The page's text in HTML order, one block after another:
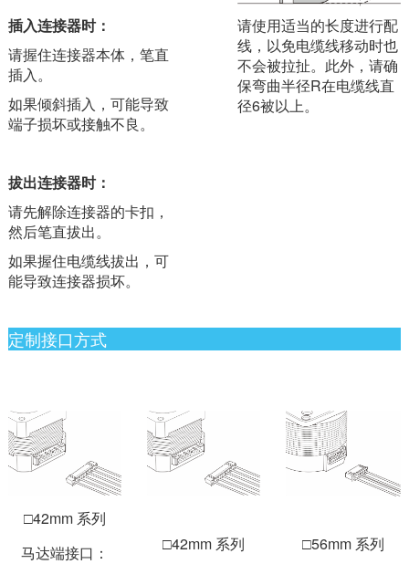
插入连接器时：
请握住连接器本体，笔直
插入。
如果倾斜插入，可能导致
端子损坏或接触不良。
拔出连接器时：
请先解除连接器的卡扣，
然后笔直拔出。
如果握住电缆线拔出，可
能导致连接器损坏。
请使用适当的长度进行配
线，以免电缆线移动时也
不会被拉扯。此外，请确
保弯曲半径R在电缆线直
径6被以上。
定制接口方式
□42mm 系列
马达端接口：
□42mm 系列
□56mm 系列